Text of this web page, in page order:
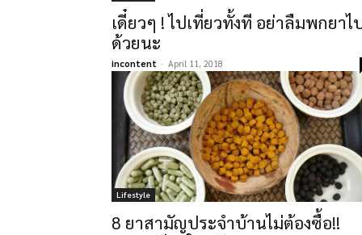
เดี๋ยวๆ ! ไปเที่ยวทั้งที อย่าลืมพกยาไ
ด้วยนะ
incontent - April 11, 2018
Lifestyle
8 ยาสามัญประจำบ้านไม่ต้องซื้อ!!